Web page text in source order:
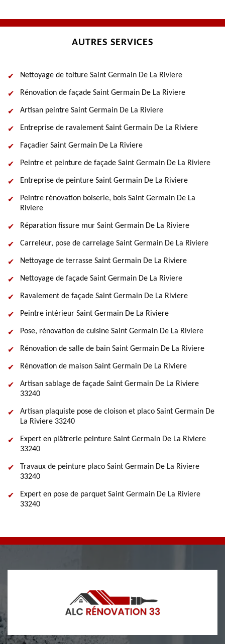
AUTRES SERVICES
Nettoyage de toiture Saint Germain De La Riviere
Rénovation de façade Saint Germain De La Riviere
Artisan peintre Saint Germain De La Riviere
Entreprise de ravalement Saint Germain De La Riviere
Façadier Saint Germain De La Riviere
Peintre et peinture de façade Saint Germain De La Riviere
Entreprise de peinture Saint Germain De La Riviere
Peintre rénovation boiserie, bois Saint Germain De La
Riviere
Réparation fissure mur Saint Germain De La Riviere
Carreleur, pose de carrelage Saint Germain De La Riviere
Nettoyage de terrasse Saint Germain De La Riviere
Nettoyage de façade Saint Germain De La Riviere
Ravalement de façade Saint Germain De La Riviere
Peintre intérieur Saint Germain De La Riviere
Pose, rénovation de cuisine Saint Germain De La Riviere
Rénovation de salle de bain Saint Germain De La Riviere
Rénovation de maison Saint Germain De La Riviere
Artisan sablage de façade Saint Germain De La Riviere
33240
Artisan plaquiste pose de cloison et placo Saint Germain De
La Riviere 33240
Expert en plâtrerie peinture Saint Germain De La Riviere
33240
Travaux de peinture placo Saint Germain De La Riviere
33240
Expert en pose de parquet Saint Germain De La Riviere
33240